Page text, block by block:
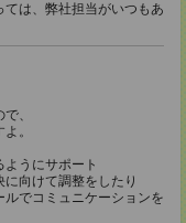
は、弊社担当がいつもあ
、
。
うにサポート
向けて調整をしたり
でコミュニケーションを